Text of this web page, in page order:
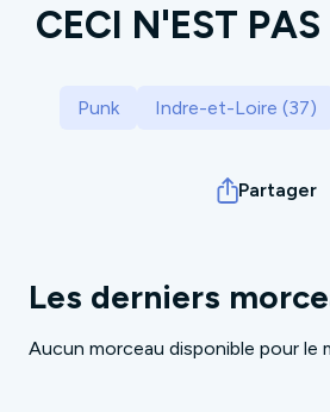
CECI N'EST
Punk Indre-et-Loire (37)
Partager
Les derniers
Aucun morceau disponible pour le